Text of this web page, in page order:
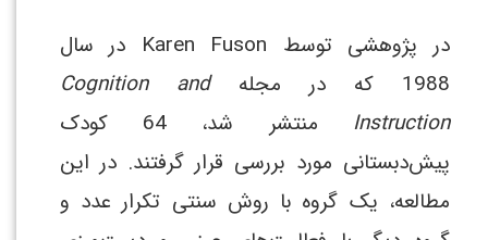
در پژوهشی توسط Karen Fuson در سال
1988 که در مجله
Cognition and
Instruction
منتشر شد، 64 کودک
پیش‌دبستانی مورد بررسی قرار گرفتند. در این
مطالعه، یک گروه با روش سنتی تکرار عدد و